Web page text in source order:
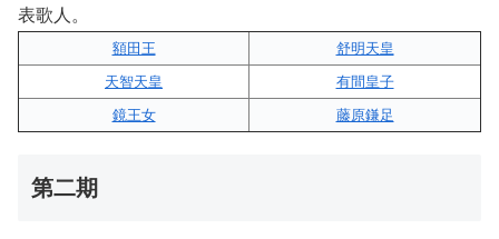
表歌人。
額田王
舒明天皇
天智天皇
有間皇子
鏡王女
藤原鎌足
第二期